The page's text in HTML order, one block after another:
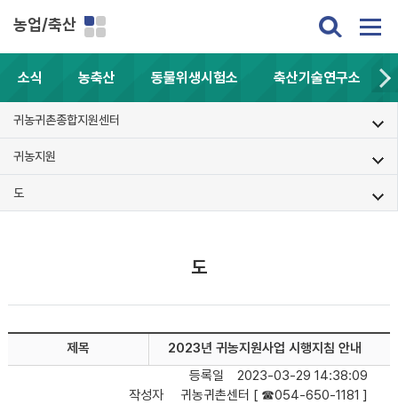
농업/축산
소식 농축산 동물위생시험소 축산기술연구소
귀농귀촌종합지원센터
귀농지원
도
도
제목
2023년 귀농지원사업 시행지침 안내
등록일
2023-03-29 14:38:09
작성자
귀농귀촌센터 [ ☎054-650-1181 ]